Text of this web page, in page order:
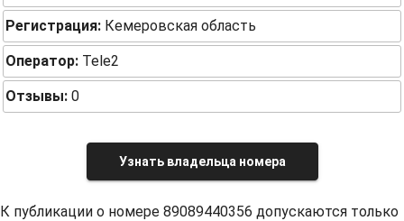
Регистрация: Кемеровская область
Оператор: Tele2
Отзывы: 0
Узнать владельца номера
К публикации о номере 89089440356 допускаются только